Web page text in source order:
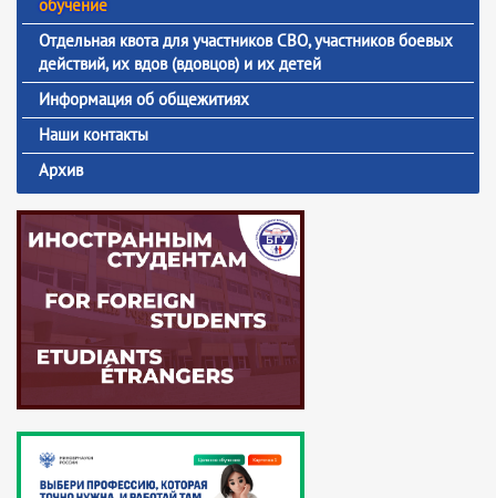
обучение
Отдельная квота для участников СВО, участников боевых
действий, их вдов (вдовцов) и их детей
Информация об общежитиях
Наши контакты
Архив